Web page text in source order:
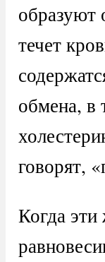
течет
обмена, в
говорят,
Когда